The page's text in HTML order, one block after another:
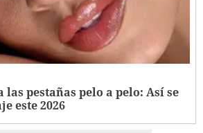
las pestañas pelo a pelo: Así se
este 2026